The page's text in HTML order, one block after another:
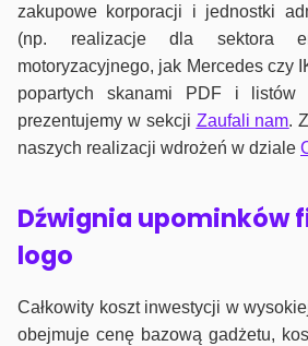
zakupowe korporacji i jednostki
(np. realizacje dla sektora
motoryzacyjnego, jak Mercedes czy
popartych skanami PDF i listów
prezentujemy w sekcji Zaufali nam.
naszych realizacji wdrożeń w dziale
Dźwignia upominków
logo
Całkowity koszt inwestycji w
obejmuje cenę bazową gadżetu,